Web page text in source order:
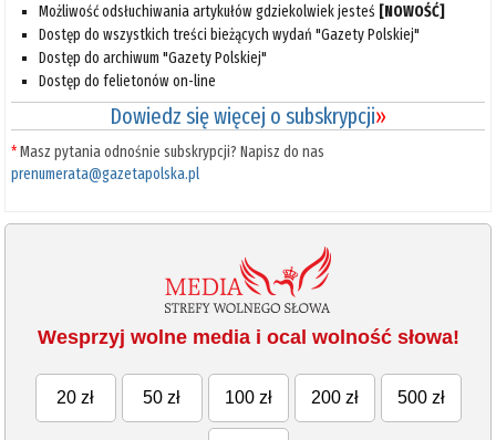
Możliwość odsłuchiwania artykułów gdziekolwiek jesteś [NOWOŚĆ]
Dostęp do wszystkich treści bieżących wydań "Gazety Polskiej"
Dostęp do archiwum "Gazety Polskiej"
Dostęp do felietonów on-line
Dowiedz się więcej o subskrypcji»
*Masz pytania odnośnie subskrypcji? Napisz do nas
prenumerata@gazetapolska.pl
Wesprzyj wolne media i ocal wolność słowa!
20 zł 50 zł 100 zł 200 zł 500 zł